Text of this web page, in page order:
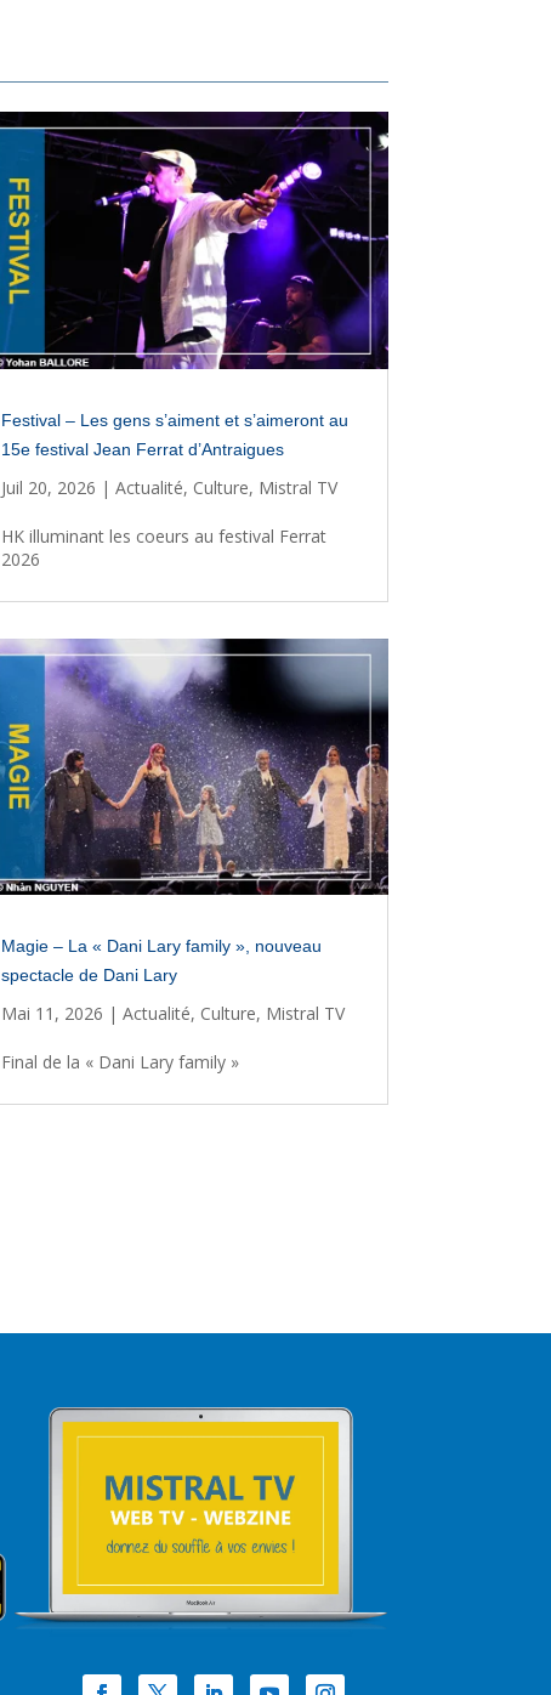
Festival – Les gens s’aiment et s’aimeront au
15e festival Jean Ferrat d’Antraigues
Juil 20, 2026 |Actualité, Culture, Mistral TV
HK illuminant les coeurs au festival Ferrat
2026
Magie – La « Dani Lary family », nouveau
spectacle de Dani Lary
Mai 11, 2026 |Actualité, Culture, Mistral TV
Final de la « Dani Lary family »